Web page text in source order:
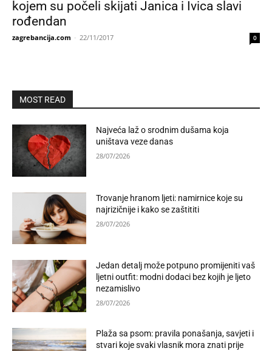
kojem su počeli skijati Janica i Ivica slavi
rođendan
zagrebancija.com - 22/11/2017 0
MOST READ
Najveća laž o srodnim dušama koja
uništava veze danas
28/07/2026
Trovanje hranom ljeti: namirnice koje su
najrizičnije i kako se zaštititi
28/07/2026
Jedan detalj može potpuno promijeniti vaš
ljetni outfit: modni dodaci bez kojih je ljeto
nezamislivo
28/07/2026
Plaža sa psom: pravila ponašanja, savjeti i
stvari koje svaki vlasnik mora znati prije